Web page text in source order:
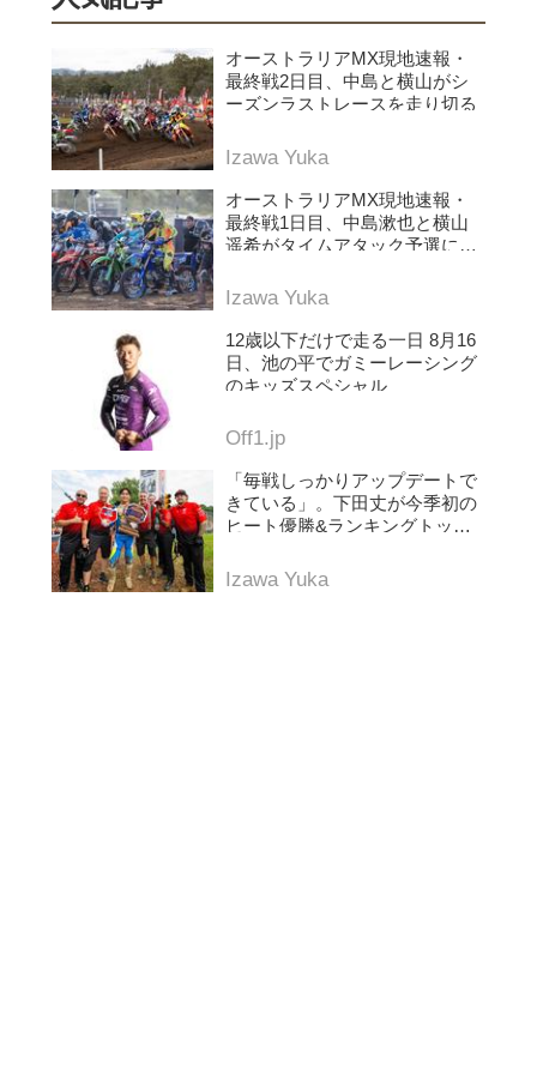
オーストラリアMX現地速報・
最終戦2日目、中島と横山がシ
ーズンラストレースを走り切る
Izawa Yuka
オーストラリアMX現地速報・
最終戦1日目、中島漱也と横山
遥希がタイムアタック予選に挑
Izawa Yuka
12歳以下だけで走る一日 8月16
日、池の平でガミーレーシング
のキッズスペシャル
Off1.jp
「毎戦しっかりアップデートで
きている」。下田丈が今季初の
ヒート優勝&ランキングトップ
5戦レッドバッド
Izawa Yuka